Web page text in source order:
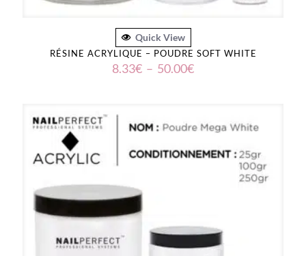
Quick View
RÉSINE ACRYLIQUE – POUDRE SOFT WHITE
8.33€ – 50.00€Plage
50.00€